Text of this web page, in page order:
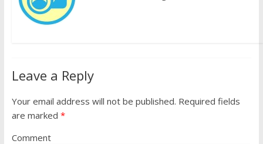
Leave a Reply
Your email address will not be published. Required fields
are marked *
Comment